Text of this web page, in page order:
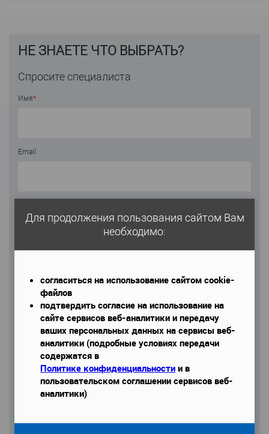
НЕ ЗНАЕТЕ ЧТО ВЫБРАТЬ?
Спросите специалиста
Имя*
Email
Даю согласие на обработку моих персональных данных
Для продолжения пользования сайтом Вам
необходимо:
согласиться на использование сайтом cookie-
файлов
подтвердить согласие на использование на
сайте сервисов веб-аналитики и передачу
ваших персональных данных на сервисы веб-
аналитики (подробные условиях передачи
содержатся в
Политике конфиденциальности и в
пользовательском соглашении сервисов веб-
аналитики)